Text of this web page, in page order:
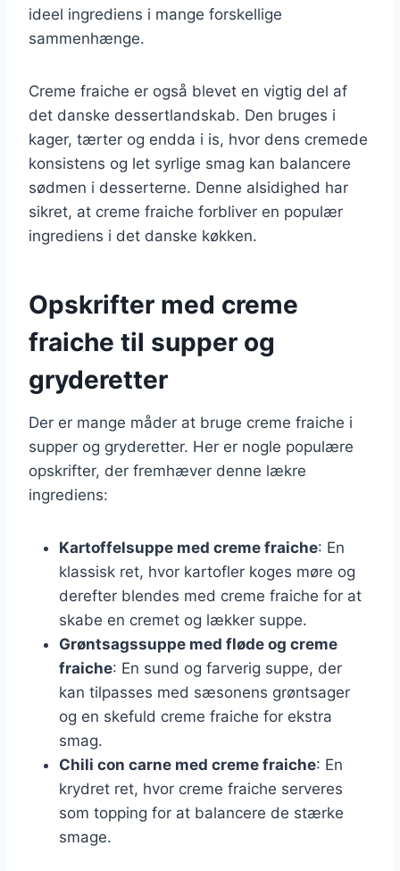
ideel ingrediens i mange forskellige
sammenhænge.
Creme fraiche er også blevet en vigtig del af
det danske dessertlandskab. Den bruges i
kager, tærter og endda i is, hvor dens cremede
konsistens og let syrlige smag kan balancere
sødmen i desserterne. Denne alsidighed har
sikret, at creme fraiche forbliver en populær
ingrediens i det danske køkken.
Opskrifter med creme
fraiche til supper og
gryderetter
Der er mange måder at bruge creme fraiche i
supper og gryderetter. Her er nogle populære
opskrifter, der fremhæver denne lækre
ingrediens:
Kartoffelsuppe med creme fraiche: En
klassisk ret, hvor kartofler koges møre og
derefter blendes med creme fraiche for at
skabe en cremet og lækker suppe.
Grøntsagssuppe med fløde og creme
fraiche: En sund og farverig suppe, der
kan tilpasses med sæsonens grøntsager
og en skefuld creme fraiche for ekstra
smag.
Chili con carne med creme fraiche: En
krydret ret, hvor creme fraiche serveres
som topping for at balancere de stærke
smage.